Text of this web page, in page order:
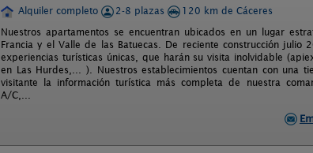
Alquiler completo
2-8 plazas
120 km de Cáceres
Nuestros apartamentos se encuentran ubicados en un lugar
Francia y el Valle de las Batuecas. De reciente construcción
experiencias turísticas únicas, que harán su visita inolvidable
en Las Hurdes,... ). Nuestros establecimientos cuentan con
visitante la información turística más completa de nuestra
A/C,...